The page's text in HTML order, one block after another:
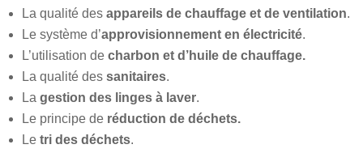
La qualité desappareils de chauffage et de ventilation.
Le système d’approvisionnement en électricité.
L’utilisation de charbon et d’huile de chauffage.
La qualité dessanitaires.
Lagestion des linges à laver.
Le principe de réduction de déchets.
Letri des déchets.